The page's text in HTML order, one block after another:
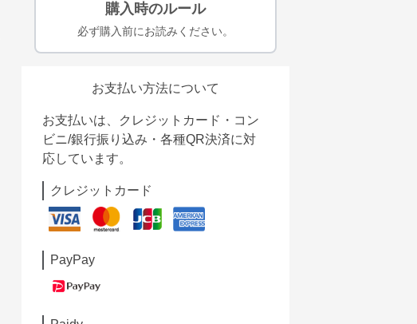
購入時のルール
必ず購入前にお読みください。
お支払い方法について
お支払いは、クレジットカード・コン
ビニ/銀行振り込み・各種QR決済に対
応しています。
クレジットカード
PayPay